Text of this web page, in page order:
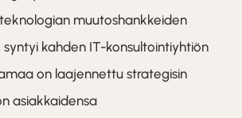
muutoshankkeiden
syntyi kahden IT-konsultointiyhtiön
on laajennettu strategisin
asiakkaidensa